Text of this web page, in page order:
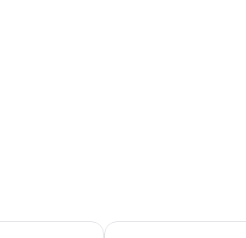
by Millennium HotelsHyatt Regency Oryx Doha